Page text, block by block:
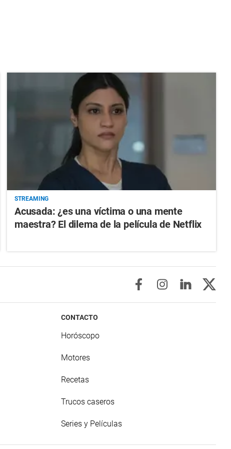
STREAMING
Acusada: ¿es una víctima o una mente
maestra? El dilema de la película de Netflix
CONTACTO
Horóscopo
Motores
Recetas
Trucos caseros
Series y Películas